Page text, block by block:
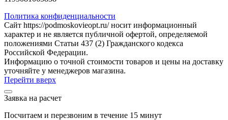
Политика конфиденциальности
Сайт https://podmoskovieopt.ru/ носит информационный
характер и не является публичной офертой, определяемой
положениями Статьи 437 (2) Гражданского кодекса
Российской Федерации.
Информацию о точной стоимости товаров и цены на доставку
уточняйте у менеджеров магазина.
Перейти вверх
Заявка на расчет
Посчитаем и перезвоним в течение 15 минут